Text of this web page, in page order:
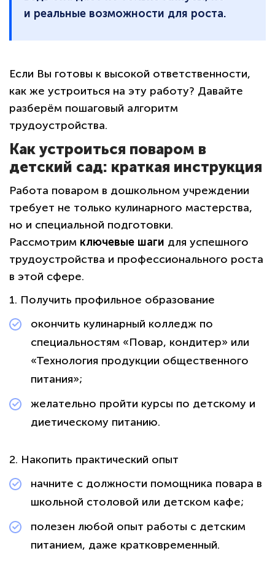
и реальные возможности для роста.
Если Вы готовы к высокой ответственности,
как же устроиться на эту работу? Давайте
разберём пошаговый алгоритм
трудоустройства.
Как устроиться поваром в
детский сад: краткая инструкция
Работа поваром в дошкольном учреждении
требует не только кулинарного мастерства,
но и специальной подготовки.
Рассмотрим ключевые шаги для успешного
трудоустройства и профессионального роста
в этой сфере.
1. Получить профильное образование
окончить кулинарный колледж по
специальностям «Повар, кондитер» или
«Технология продукции общественного
питания»;
желательно пройти курсы по детскому и
диетическому питанию.
2. Накопить практический опыт
начните с должности помощника повара в
школьной столовой или детском кафе;
полезен любой опыт работы с детским
питанием, даже кратковременный.